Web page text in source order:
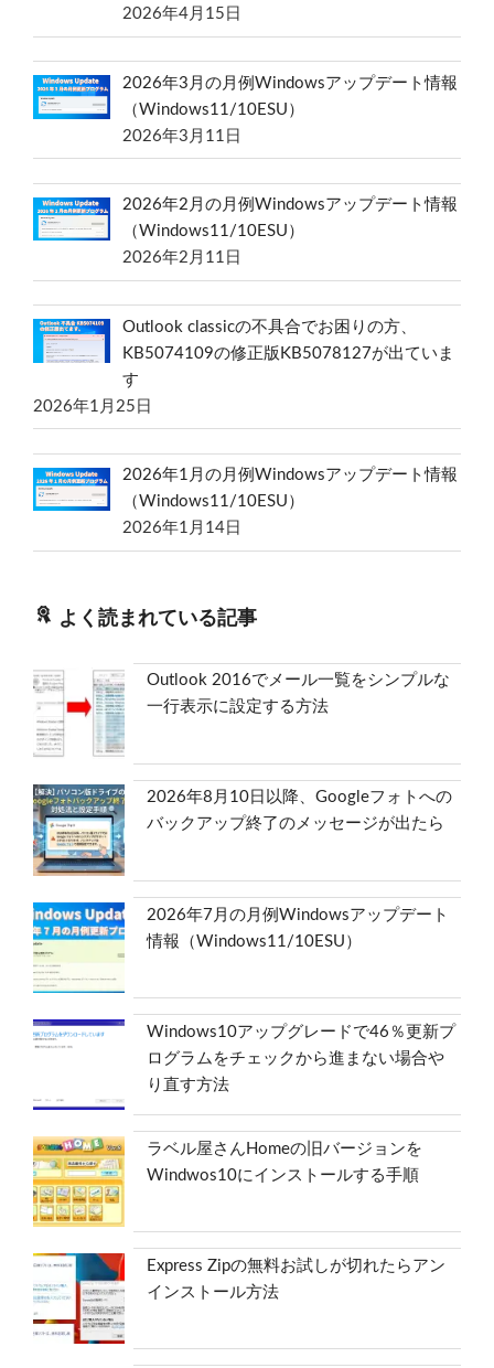
2026年4月15日
2026年3月の月例Windowsアップデート情報
（Windows11/10ESU）
2026年3月11日
2026年2月の月例Windowsアップデート情報
（Windows11/10ESU）
2026年2月11日
Outlook classicの不具合でお困りの方、
KB5074109の修正版KB5078127が出ていま
す
2026年1月25日
2026年1月の月例Windowsアップデート情報
（Windows11/10ESU）
2026年1月14日
よく読まれている記事
Outlook 2016でメール一覧をシンプルな
一行表示に設定する方法
2026年8月10日以降、Googleフォトへの
バックアップ終了のメッセージが出たら
2026年7月の月例Windowsアップデート
情報（Windows11/10ESU）
Windows10アップグレードで46％更新プ
ログラムをチェックから進まない場合や
り直す方法
ラベル屋さんHomeの旧バージョンを
Windwos10にインストールする手順
Express Zipの無料お試しが切れたらアン
インストール方法